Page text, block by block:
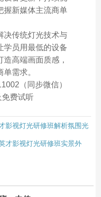
握新媒体主流商单
决传统灯光技术与
学员用最低的设备
高端画面质感，
需求。
（同步微信）
免费试听
影视灯光研修班解析氛围光
才影视灯光研修班实景外